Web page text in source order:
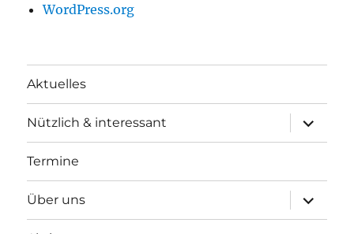
WordPress.org
Aktuelles
Nützlich & interessant
anzeigen
Termine
Über uns
anzeigen